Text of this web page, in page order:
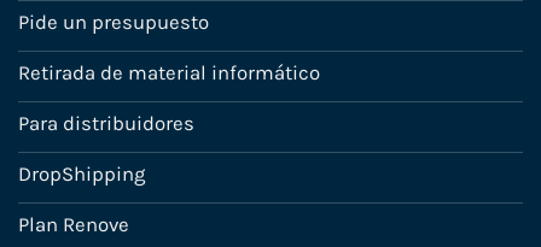
Pide un presupuesto
Retirada de material informático
Para distribuidores
DropShipping
Plan Renove